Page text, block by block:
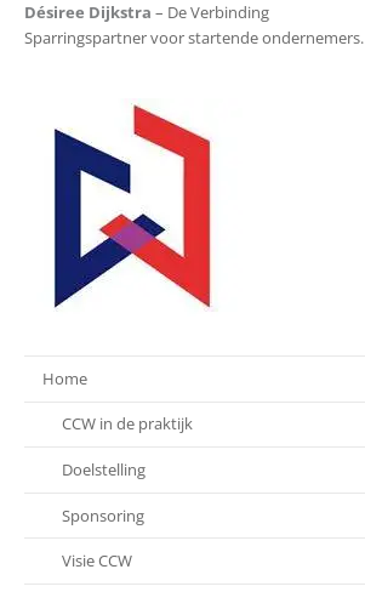
Désiree Dijkstra – De Verbinding
Sparringspartner voor startende ondernemers.
Home
CCW in de praktijk
Doelstelling
Sponsoring
Visie CCW